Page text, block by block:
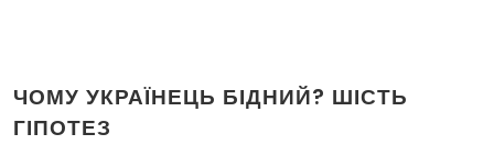
ЧОМУ УКРАЇНЕЦЬ БІДНИЙ? ШІСТЬ
ГІПОТЕЗ